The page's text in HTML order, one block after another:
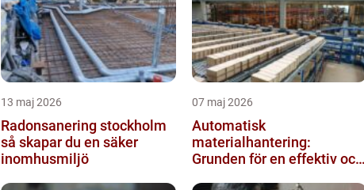
13 maj 2026
Radonsanering stockholm
så skapar du en säker
inomhusmiljö
07 maj 2026
Automatisk
materialhantering:
Grunden för en effektiv och